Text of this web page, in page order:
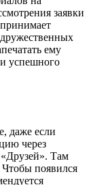
заявки
принимает
ему
успешного
даже если
через
Там
появился